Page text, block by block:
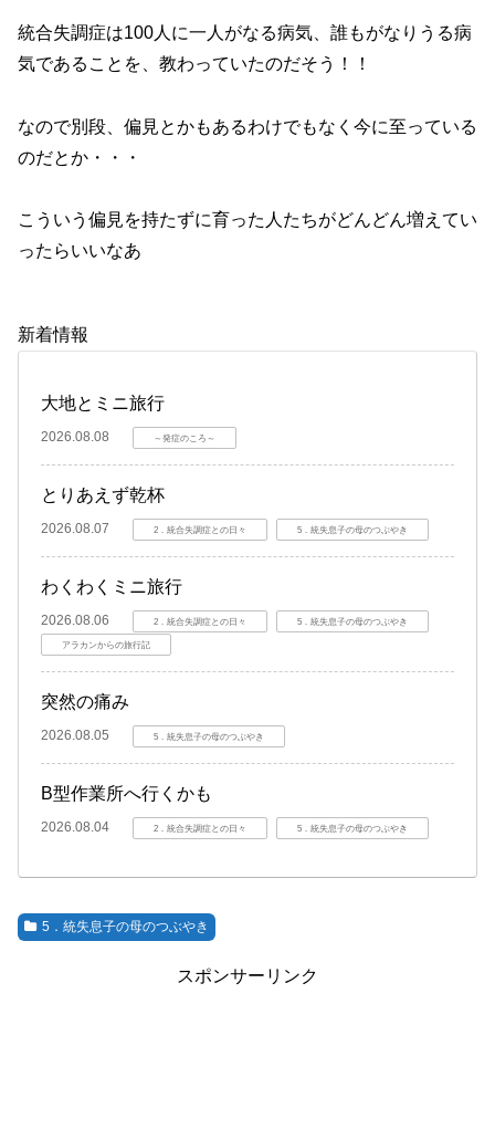
統合失調症は100人に一人がなる病気、誰もがなりうる病
気であることを、教わっていたのだそう！！
なので別段、偏見とかもあるわけでもなく今に至っている
のだとか・・・
こういう偏見を持たずに育った人たちがどんどん増えてい
ったらいいなあ
新着情報
大地とミニ旅行
2026.08.08 ～発症のころ～
とりあえず乾杯
2026.08.07 2．統合失調症との日々 5．統失息子の母のつぶやき
わくわくミニ旅行
2026.08.06 2．統合失調症との日々 5．統失息子の母のつぶやき
アラカンからの旅行記
突然の痛み
2026.08.05 5．統失息子の母のつぶやき
B型作業所へ行くかも
2026.08.04 2．統合失調症との日々 5．統失息子の母のつぶやき
5．統失息子の母のつぶやき
スポンサーリンク